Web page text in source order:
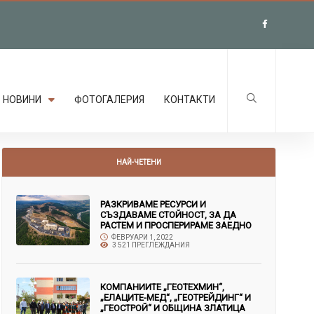
НОВИНИ ФОТОГАЛЕРИЯ КОНТАКТИ
НАЙ-ЧЕТЕНИ
РАЗКРИВАМЕ РЕСУРСИ И
СЪЗДАВАМЕ СТОЙНОСТ, ЗА ДА
РАСТЕМ И ПРОСПЕРИРАМЕ ЗАЕДНО
ФЕВРУАРИ 1, 2022
3 521 ПРЕГЛЕЖДАНИЯ
КОМПАНИИТЕ „ГЕОТЕХМИН“,
„ЕЛАЦИТЕ-МЕД“, „ГЕОТРЕЙДИНГ“ И
„ГЕОСТРОЙ“ И ОБЩИНА ЗЛАТИЦА